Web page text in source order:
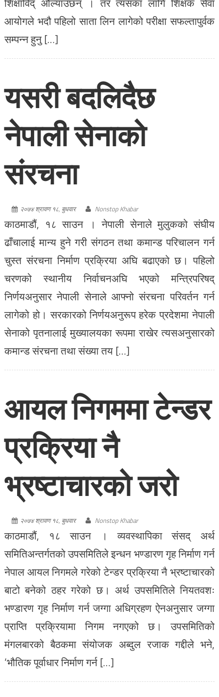
आयोगले भदौ पहिलो साता लिन लागेको परीक्षा सफल्तापुर्वक
सम्पन्न हुनु […]
यसरी बदलिदैछ
नेपाली सेनाको
संरचना
२०७४ श्रावण १८, बुधवार Nonstop Khabar
काठमाडौं, १८ साउन । नेपाली सेनाले मुलुकको संघीय
ढाँचालाई मान्य हुने गरी संगठन तथा कमान्ड परिचालन गर्न
चुस्त संरचना निर्माण प्रक्रिया अघि बढाएको छ। पहिलो
चरणको स्थानीय निर्वाचनअघि भएको मन्त्रिपरिषद्
निर्णयअनुसार नेपाली सेनाले आफ्नो संरचना परिवर्तन गर्न
लागेको हो। सरकारको निर्णयअनुरूप हरेक प्रदेशमा नेपाली
सेनाको पृतनालाई मुख्यालयका रूपमा राखेर त्यसअनुसारको
कमान्ड संरचना तथा संख्या तय […]
आयल निगममा टेन्डर
प्रक्रिया नै
भ्रष्टाचारको जरो
२०७४ श्रावण १८, बुधवार Nonstop Khabar
काठमाडौं, १८ साउन । व्यवस्थापिका संसद् अर्थ
समितिअन्तर्गतको उपसमितिले इन्धन भण्डारण गृह निर्माण गर्न
नेपाल आयल निगमले गरेको टेन्डर प्रक्रिया नै भ्रष्टाचारको
बाटो बनेको ठहर गरेको छ। अर्थ उपसमितिले नियतवशः
भण्डारण गृह निर्माण गर्न जग्गा अधिग्रहण ऐनअनुसार जग्गा
प्राप्ति प्रक्रियामा निगम नगएको छ। उपसमितिको
मंगलबारको बैठकमा संयोजक अब्दुल रजाक गद्दीले भने,
‘भौतिक पूर्वाधार निर्माण गर्न […]